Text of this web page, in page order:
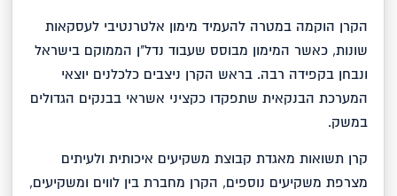
הקרן הוקמה במטרה להעמיד מימון אלטרנטיבי לעסקאות
שונות, כאשר המימון מבוסס שעבוד נדל"ן הממוקם בישראל
ונבחן בקפידה רבה. בראש הקרן ניצבים כלכלנים יוצאי
המערכת הבנקאית שתפקדו כקציני אשראי בבנקים הגדולים
במשק.
קרן תשואות מאגדת קבוצת משקיעים איכותית ולעיתים
מצרפת משקיעים נוספים, הקרן מחברת בין לווים ומשקיעים,